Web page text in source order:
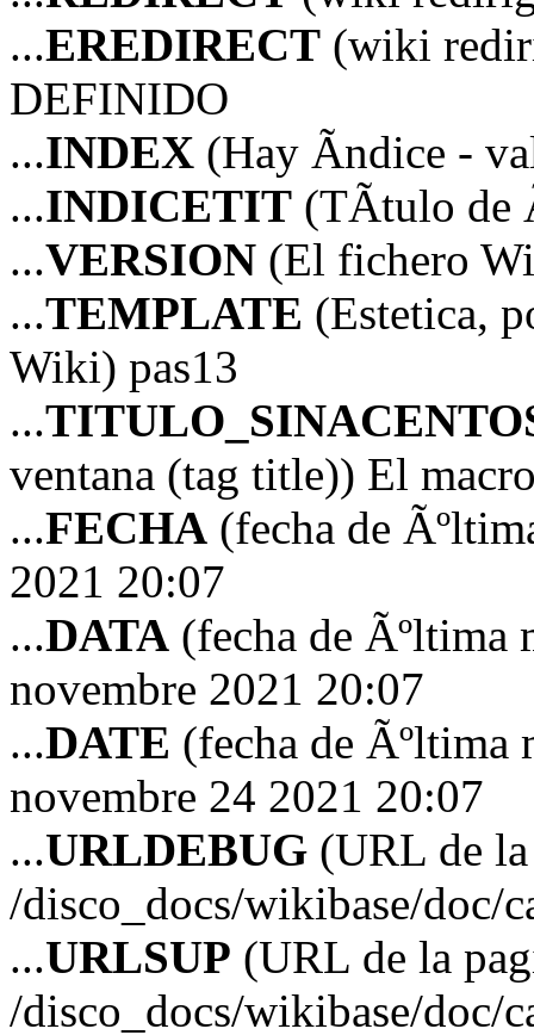
...EREDIRECT (wiki
DEFINIDO
...INDEX (Hay Ã­ndice -
...INDICETIT (TÃ­tulo de
...VERSION (El fichero
...TEMPLATE (Estetica,
Wiki) pas13
...
ventana (tag title)) El
...FECHA (fecha de
2021 20:07
...DATA (fecha de Ãºltima
novembre 2021 20:07
...DATE (fecha de
novembre 24 2021 20:07
...URLDEBUG (URL de
/disco_docs/wikibase/
...URLSUP (URL de la
/disco_docs/wikibase/doc/